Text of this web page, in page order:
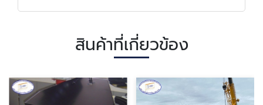
สินค้าที่เกี่ยวข้อง